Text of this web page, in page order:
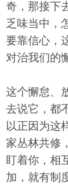
奇，那接下
乏味当中，
要靠信心，
对治我们的
这个懈怠、
去说它，都
以正因为这
家丛林共修
盯着你，相
加，就有制